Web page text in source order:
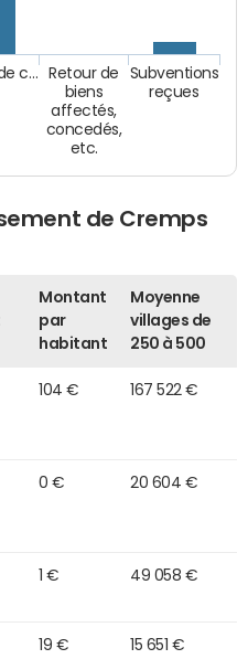
c…
Retour de
biens
affectés,
concedés,
etc.
Subventions
reçues
de Cremps
Montant
par
habitant
Moyenne
villages de
250 à 500
104 € 167 522 €
0 € 20 604 €
1 € 49 058 €
19 € 15 651 €